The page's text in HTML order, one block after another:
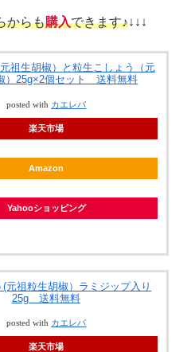
からも購入できます♪↓↓↓
祖生胡椒）と粒生こしょう（元
）25g×2個セット 送料無料
posted with カエレバ
楽天市場
Amazon
Yahooショッピング
元祖粒生胡椒）ラミジップ入り
25g 送料無料
posted with カエレバ
楽天市場